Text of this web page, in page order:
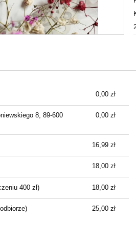
0,00 zł
8, 89-600
0,00 zł
16,99 zł
18,00 zł
400 zł) 18,00 zł
25,00 zł